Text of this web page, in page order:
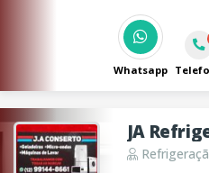
Whatsapp
JA